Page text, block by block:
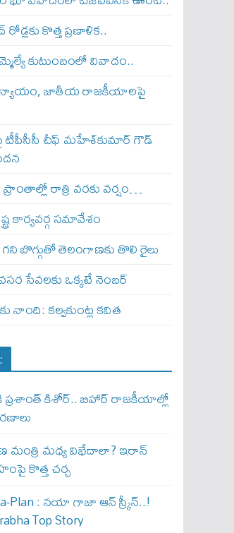
కొత్త ప్రణాళిక..
కుటుంబంలో వివాదం..
జాతీయ రాజకీయాలపై
టీపీసీసీ చీఫ్ మహేశ్‌కుమార్ గౌడ్
రాత్రి వరకు వర్షం…
కార్యవర్గ సమావేశం
బొగ్గుతో తెలంగాణకు తొలి రైలు
సేవలకు ఒక్క‌టే నెంబ‌ర్‌
నాంది: క‌ల్వ‌కుంట్ల కవిత
ప్రశాంత్ కిశోర్.. బిహార్ రాజకీయాల్లో
మంత్రి మధ్య విభేదాలా? ఇరాన్
కొత్త చర్చ
Plan : న‌యా గాజా ఆన్ స్క్రీన్‌..!
Top Story